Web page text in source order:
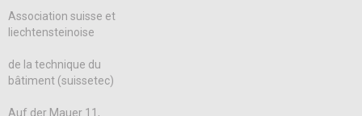
Association suisse et
liechtensteinoise
de la technique du
bâtiment (suissetec)
Auf der Mauer 11,